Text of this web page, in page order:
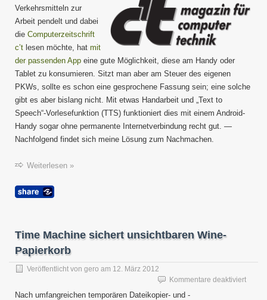
die
Verkehrsmitteln zur
Arbeit pendelt und dabei
die Computerzeitschrift
c’t lesen möchte, hat mit
der passenden App eine gute Möglichkeit, diese am Handy oder
Tablet zu konsumieren. Sitzt man aber am Steuer des eigenen
PKWs, sollte es schon eine gesprochene Fassung sein; eine solche
gibt es aber bislang nicht. Mit etwas Handarbeit und „Text to
Speech“-Vorlesefunktion (TTS) funktioniert dies mit einem Android-
Handy sogar ohne permanente Internetverbindung recht gut. —
Nachfolgend findet sich meine Lösung zum Nachmachen.
Weiterlesen »
Time Machine sichert unsichtbaren Wine-
Papierkorb
Veröffentlicht von gero am 12. März 2012
Kommentare deaktiviertfür
Nach umfangreichen temporären Dateikopier- und -